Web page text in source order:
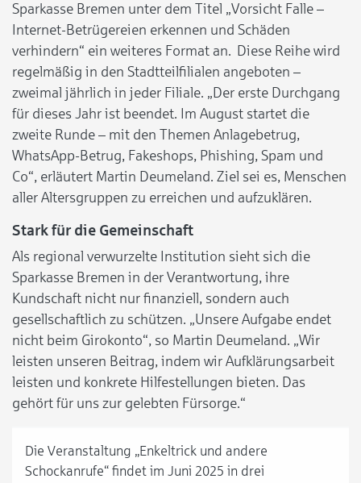
Sparkasse Bremen unter dem Titel „Vorsicht Falle –
Internet-Betrügereien erkennen und Schäden
verhindern“ ein weiteres Format an. Diese Reihe wird
regelmäßig in den Stadtteilfilialen angeboten –
zweimal jährlich in jeder Filiale. „Der erste Durchgang
für dieses Jahr ist beendet. Im August startet die
zweite Runde – mit den Themen Anlagebetrug,
WhatsApp-Betrug, Fakeshops, Phishing, Spam und
Co“, erläutert Martin Deumeland. Ziel sei es, Menschen
aller Altersgruppen zu erreichen und aufzuklären.
Stark für die Gemeinschaft
Als regional verwurzelte Institution sieht sich die
Sparkasse Bremen in der Verantwortung, ihre
Kundschaft nicht nur finanziell, sondern auch
gesellschaftlich zu schützen. „Unsere Aufgabe endet
nicht beim Girokonto“, so Martin Deumeland. „Wir
leisten unseren Beitrag, indem wir Aufklärungsarbeit
leisten und konkrete Hilfestellungen bieten. Das
gehört für uns zur gelebten Fürsorge.“
Die Veranstaltung „Enkeltrick und andere
Schockanrufe“ findet im Juni 2025 in drei